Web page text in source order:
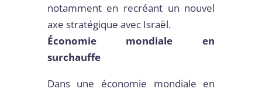
notamment en recréant un nouvel
axe stratégique avec Israël.
Économie mondiale en
surchauffe
Dans une économie mondiale en